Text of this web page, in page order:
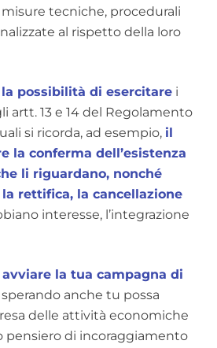
tecniche, procedurali
al rispetto della loro
possibilità di esercitarei
artt. 13 e 14 del Regolamento
si ricorda, ad esempio, il
la conferma dell’esistenza
li riguardano, nonché
la rettifica, la cancellazione
interesse, l’integrazione
la tua campagna di
sperando anche tu possa
delle attività economiche
pensiero di incoraggiamento